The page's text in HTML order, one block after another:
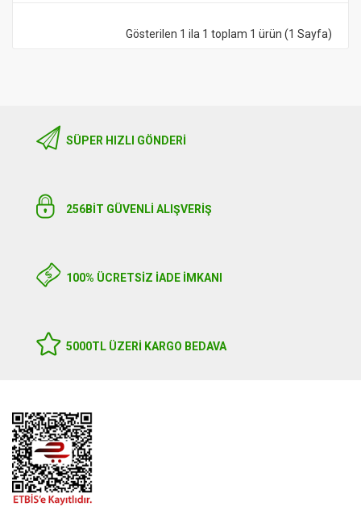
Gösterilen 1 ila 1 toplam 1 ürün (1 Sayfa)
SÜPER HIZLI GÖNDERI
256BIT GÜVENLİ ALIŞVERİŞ
100% ÜCRETSİZ İADE İMKANI
5000TL ÜZERI KARGO BEDAVA